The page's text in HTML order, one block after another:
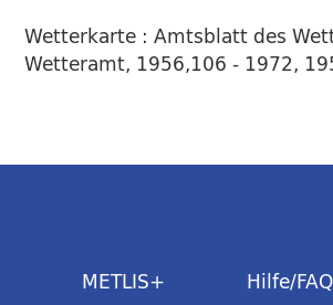
Wetterkarte : Amtsblatt des
Wetteramt, 1956,106 - 1972,
METLIS+ Hilfe/FAQ